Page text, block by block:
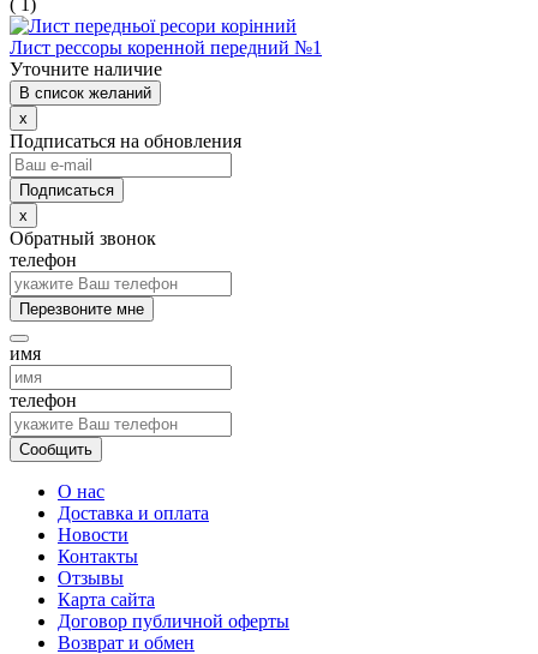
Лист рессоры коренной передний №1
Уточните наличие
В список желаний
x
Подписаться на обновления
x
Обратный звонок
телефон
Перезвоните мне
имя
телефон
Сообщить
О нас
Доставка и оплата
Новости
Контакты
Отзывы
Карта сайта
Договор публичной оферты
Возврат и обмен